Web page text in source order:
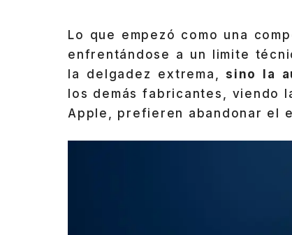
Lo que empezó como una
enfrentándose a un limite
la delgadez extrema,
sino la
los demás fabricantes, viendo
Apple, prefieren abandonar el